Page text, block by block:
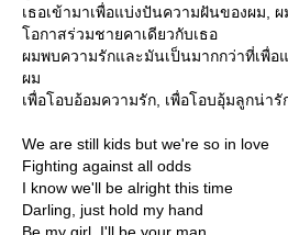
เธอเข้ามาเพื่อแบ่งปันความฝันของผม,
อกาสร่วมชายคาเดียวกับเธอ
ผมพบความรักและมันเป็นมากกว่าที่เพื่
ผม
เพื่อโอบอ้อมความรัก, เพื่อโอบอุ้มลูกน่ารั
We are still kids but we're so in love
Fighting against all odds
I know we'll be alright this time
Darling, just hold my hand